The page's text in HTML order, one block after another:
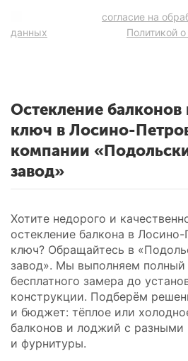
согласие на
данных
Политикой
Остекление
ключ в Лосино-
компании
завод»
Хотите недорого и
остекление балкона в
ключ? Обращайтесь в
завод». Мы выполняем
бесплатного замера до
конструкции. Подберём
и бюджет: тёплое или
балконов и лоджий с разными
и фурнитуры.